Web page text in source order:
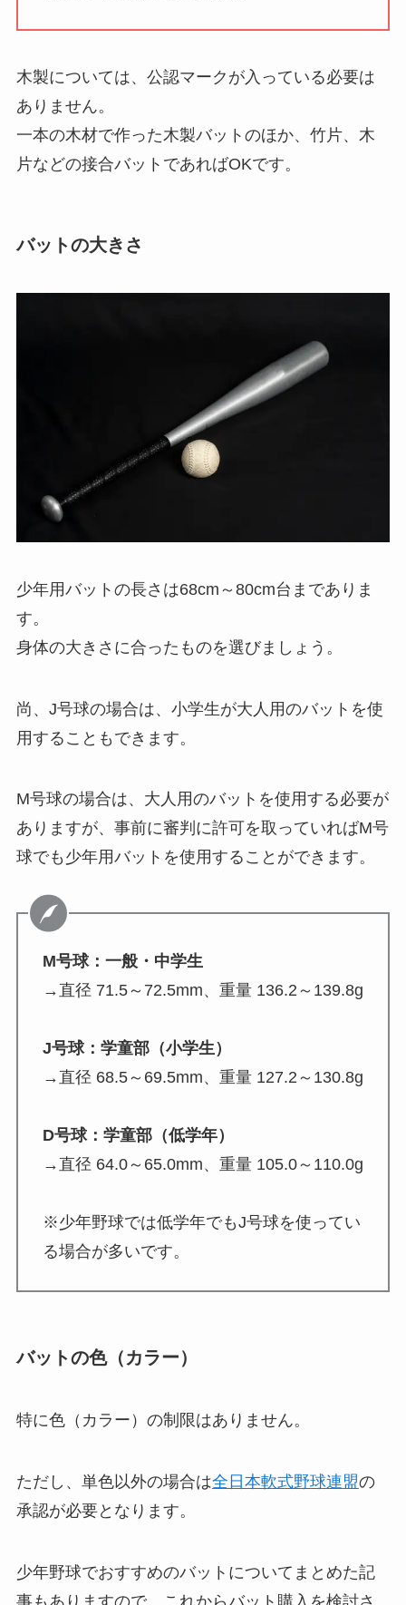
木製については、公認マークが入っている必要は
ありません。
一本の木材で作った木製バットのほか、竹片、木
片などの接合バットであればOKです。
バットの大きさ
少年用バットの長さは68cm～80cm台までありま
す。
身体の大きさに合ったものを選びましょう。
尚、J号球の場合は、小学生が大人用のバットを使
用することもできます。
M号球の場合は、大人用のバットを使用する必要が
ありますが、事前に審判に許可を取っていればM号
球でも少年用バットを使用することができます。
M号球：一般・中学生
→直径 71.5～72.5mm、重量 136.2～139.8g
J号球：学童部（小学生）
→直径 68.5～69.5mm、重量 127.2～130.8g
D号球：学童部（低学年）
→直径 64.0～65.0mm、重量 105.0～110.0g
※少年野球では低学年でもJ号球を使ってい
る場合が多いです。
バットの色（カラー）
特に色（カラー）の制限はありません。
ただし、単色以外の場合は全日本軟式野球連盟の
承認が必要となります。
少年野球でおすすめのバットについてまとめた記